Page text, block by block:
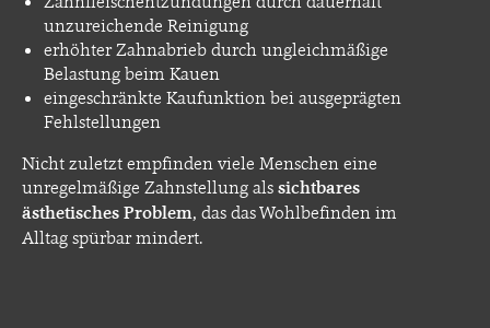
unzureichende Reinigung
erhöhter Zahnabrieb durch ungleichmäßige
Belastung beim Kauen
eingeschränkte Kaufunktion bei ausgeprägten
Fehlstellungen
Nicht zuletzt empfinden viele Menschen eine
unregelmäßige Zahnstellung als sichtbares
ästhetisches Problem, das das Wohlbefinden im
Alltag spürbar mindert.